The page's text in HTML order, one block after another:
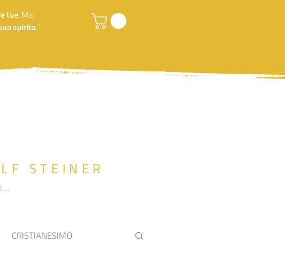
tue. Ma
spirito."
STEINER
CRISTIANESIMO